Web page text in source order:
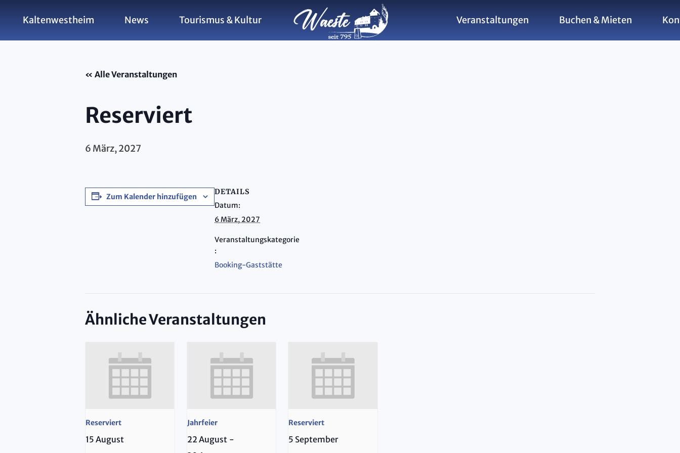
Kaltenwestheim News Tourismus & Kultur Veranstaltungen Buchen & Mieten
« Alle Veranstaltungen
Reserviert
6 März, 2027
Zum Kalender hinzufügen
DETAILS
Datum:
6 März, 2027
Veranstaltungskategorie
:
Booking-Gaststätte
Ähnliche Veranstaltungen
Reserviert
15 August
Jahrfeier
22 August -
Reserviert
5 September